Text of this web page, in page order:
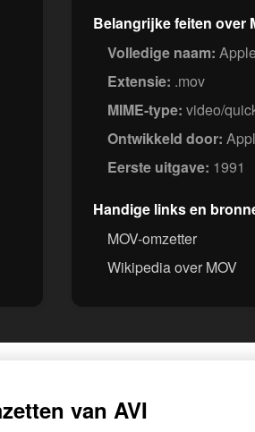
Belangrijke feiten over
Volledige naam:
Extensie: .mov
MIME-type: video/
Ontwikkeld door:
Eerste uitgave: 1991
Handige links en
MOV-omzetter
Wikipedia over MOV
van AVI